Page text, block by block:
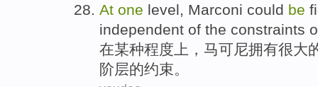
At one level Marconi could be
independent of the constraints
在某种程度上， 马可尼拥有很大
阶层的约束 。